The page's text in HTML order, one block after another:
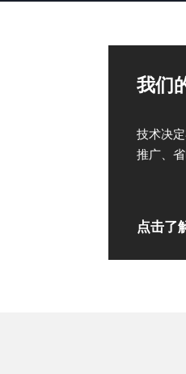
我们
技术决
推广、
点击了